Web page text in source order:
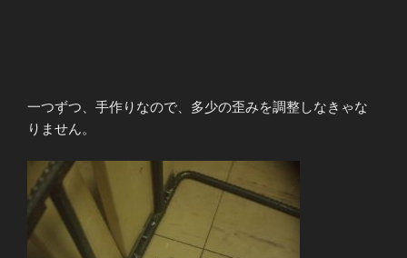
一つずつ、手作りなので、多少の歪みを調整しなきゃな
りません。